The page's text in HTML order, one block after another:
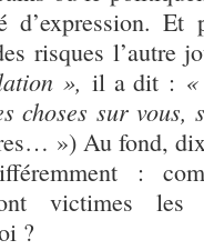
d’expression.
risques l’autre
», il a dit :
choses sur vous,
») Au fond, dix
:
victimes
?